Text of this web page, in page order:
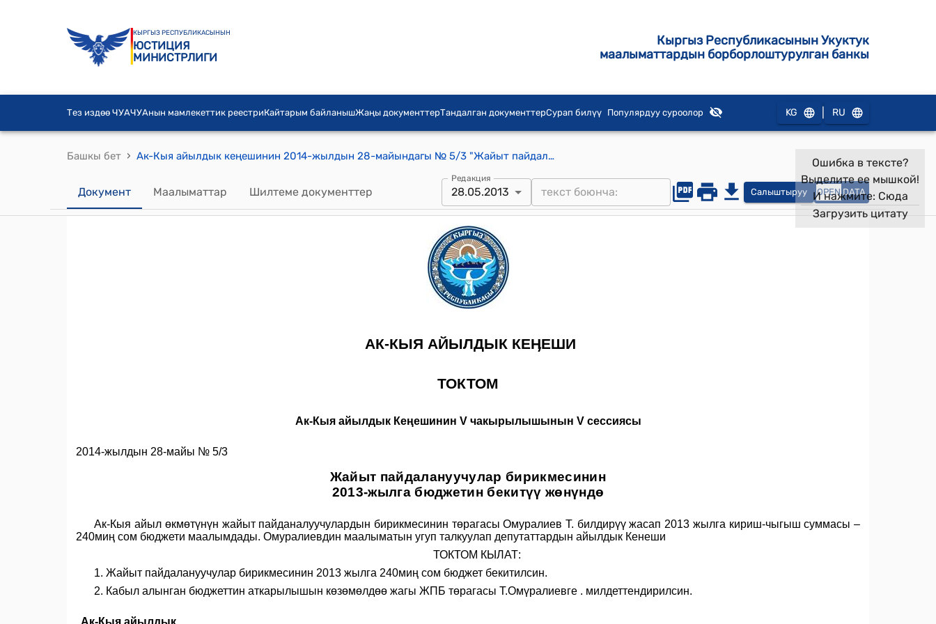
КЫРГЫЗ РЕСПУБЛИКАСЫНЫН
ЮСТИЦИЯ
МИНИСТРЛИГИ
Кыргыз Республикасынын Укуктук
маалыматтардын борборлоштурулган банкы
Тез издөө ЧУАЧУАнын мамлекеттик реестриКайтарым байланышЖаңы документтерТандалган документтерСурап билүү Популярдуу суроолор KG RU
Башкы бет › Ак-Кыя айылдык кеңешинин 2014-жылдын 28-майындагы № 5/3 "Жайыт пайдалануучулар бирикмесинин 2013-жылга бюджетин бекитүү жөнүндө" токтому
Документ Маалыматтар Шилтеме документтер
Редакция
28.05.2013 Салыштыруу OPEN DATA
Ошибка в тексте?
Выделите ее мышкой!
И нажмите: Сюда
Загрузить цитату